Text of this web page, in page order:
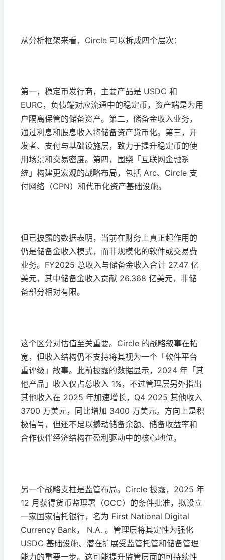
从分析框架来看，Circle 可以拆成四个层次：
第一，稳定币发行商，主要产品是 USDC 和
EURC，负债端对应流通中的稳定币，资产端是为用
户隔离保管的储备资产。第二，储备金收入业务，
通过利息和股息收入将储备资产货币化。第三，开
发者、支付与基础设施层，致力于提升稳定币的使
用场景和交易密度。第四，围绕「互联网金融系
统」构建更宏观的战略布局，包括 Arc、Circle 支
付网络（CPN）和代币化资产基础设施。
但已披露的数据表明，当前在财务上真正起作用的
仍是储备金收入模式，而非规模化的软件或交易费
业务。FY2025 总收入与储备金收入合计 27.47 亿
美元，其中储备金收入贡献 26.368 亿美元，非储
备部分相对有限。
这个区分对估值至关重要。Circle 的战略叙事在拓
宽，但收入结构仍不支持将其视为一个「软件平台
重评级」故事。此前披露的数据显示，2024 年「其
他产品」收入仅占总收入 1%，不过管理层另外指出
其他收入在 2025 年加速增长，Q4 2025 其他收入
3700 万美元，同比增加 3400 万美元。方向上是积
极信号，但还不足以撼动储备余额、储备收益率和
合作伙伴经济结构在盈利驱动中的核心地位。
另一个战略支柱是监管布局。Circle 披露，2025 年
12 月获得货币监理署（OCC）的条件批准，拟设立
一家国家信托银行，名为 First National Digital
Currency Bank， N.A. 。管理层将其定性为强化
USDC 基础设施、潜在扩展受监管托管和储备管理
能力的重要一步。这可能提升监管层面的可持续性